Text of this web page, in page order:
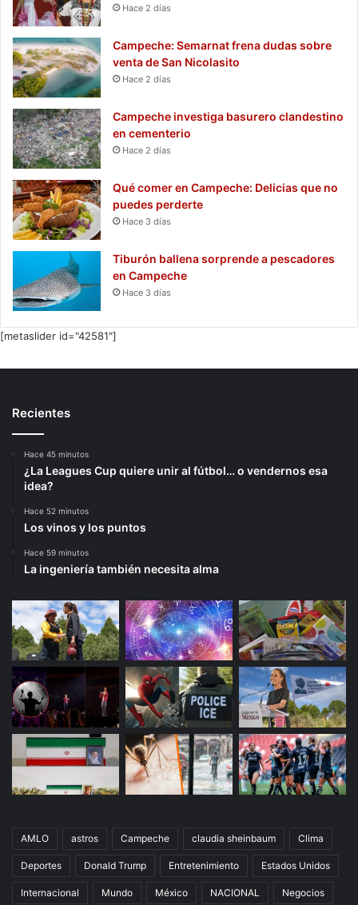
Hace 2 días
Campeche: Semarnat frena dudas sobre
venta de San Nicolasito
Hace 2 días
Campeche investiga basurero clandestino
en cementerio
Hace 2 días
Qué comer en Campeche: Delicias que no
puedes perderte
Hace 3 días
Tiburón ballena sorprende a pescadores
en Campeche
Hace 3 días
[metaslider id="42581"]
Recientes
Hace 45 minutos
¿La Leagues Cup quiere unir al fútbol… o vendernos esa
idea?
Hace 52 minutos
Los vinos y los puntos
Hace 59 minutos
La ingeniería también necesita alma
AMLO astros Campeche claudia sheinbaum Clima
Deportes Donald Trump Entretenimiento Estados Unidos
Internacional Mundo México NACIONAL Negocios